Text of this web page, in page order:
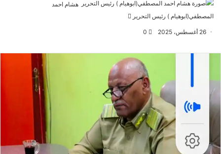
هشام احمد
المصطفي(ابوهيام ) رئيس التحرير
26 أغسطس، 2025 0